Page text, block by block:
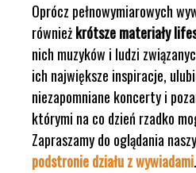
Oprócz pełnowymiarowych
równieżkrótsze materiały
nich muzyków i ludzi
ich największe inspiracje,
niezapomniane koncerty i
którymi na co dzień rzadko
Zapraszamy do oglądania
podstronie działu z wywiadami.